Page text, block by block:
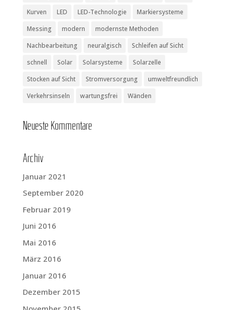
Kurven
LED LED-Technologie
Markiersysteme
Messing
modern
modernste Methoden
Nachbearbeitung
neuralgisch
Schleifen auf Sicht
schnell
Solar Solarsysteme
Solarzelle
Stocken auf Sicht
Stromversorgung
umweltfreundlich
Verkehrsinseln
wartungsfrei Wänden
Neu­es­te Kommentare
Archiv
Januar 2021
September 2020
Februar 2019
Juni 2016
Mai 2016
März 2016
Januar 2016
Dezember 2015